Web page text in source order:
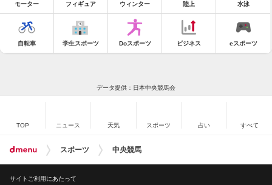
モーター フィギュア ウィンター 陸上 水泳
自転車 学生スポーツ Doスポーツ ビジネス eスポーツ
データ提供：日本中央競馬会
TOP ニュース 天気 スポーツ 占い すべて
スポーツ 中央競馬
サイトご利用にあたって